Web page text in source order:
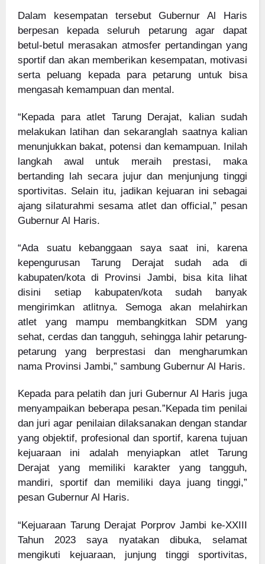
Dalam kesempatan tersebut Gubernur Al Haris
berpesan kepada seluruh petarung agar dapat
betul-betul merasakan atmosfer pertandingan yang
sportif dan akan memberikan kesempatan, motivasi
serta peluang kepada para petarung untuk bisa
mengasah kemampuan dan mental.
“Kepada para atlet Tarung Derajat, kalian sudah
melakukan latihan dan sekaranglah saatnya kalian
menunjukkan bakat, potensi dan kemampuan. Inilah
langkah awal untuk meraih prestasi, maka
bertanding lah secara jujur dan menjunjung tinggi
sportivitas. Selain itu, jadikan kejuaran ini sebagai
ajang silaturahmi sesama atlet dan official,” pesan
Gubernur Al Haris.
“Ada suatu kebanggaan saya saat ini, karena
kepengurusan Tarung Derajat sudah ada di
kabupaten/kota di Provinsi Jambi, bisa kita lihat
disini setiap kabupaten/kota sudah banyak
mengirimkan atlitnya. Semoga akan melahirkan
atlet yang mampu membangkitkan SDM yang
sehat, cerdas dan tangguh, sehingga lahir petarung-
petarung yang berprestasi dan mengharumkan
nama Provinsi Jambi,” sambung Gubernur Al Haris.
Kepada para pelatih dan juri Gubernur Al Haris juga
menyampaikan beberapa pesan.”Kepada tim penilai
dan juri agar penilaian dilaksanakan dengan standar
yang objektif, profesional dan sportif, karena tujuan
kejuaraan ini adalah menyiapkan atlet Tarung
Derajat yang memiliki karakter yang tangguh,
mandiri, sportif dan memiliki daya juang tinggi,”
pesan Gubernur Al Haris.
“Kejuaraan Tarung Derajat Porprov Jambi ke-XXIII
Tahun 2023 saya nyatakan dibuka, selamat
mengikuti kejuaraan, junjung tinggi sportivitas,